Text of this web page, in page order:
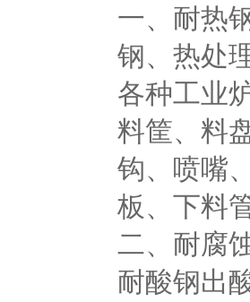
一、耐热
钢、热处
各种工业
料筐、料
钩、喷嘴
板、下料
二、耐腐
耐酸钢出